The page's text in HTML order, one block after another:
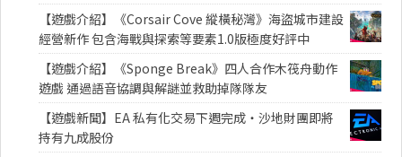
【遊戲介紹】《Corsair Cove 縱橫秘灣》海盜城市建設
經營新作 包含海戰與探索等要素1.0版極度好評中
【遊戲介紹】《Sponge Break》四人合作木筏舟動作
遊戲 通過語音協調與解謎並救助掉隊隊友
【遊戲新聞】EA 私有化交易下週完成・沙地財團即將
持有九成股份